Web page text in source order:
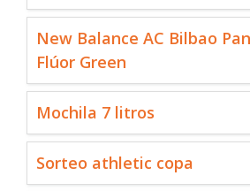
New Balance AC Bilbao
Flúor Green
Mochila 7 litros
Sorteo athletic copa